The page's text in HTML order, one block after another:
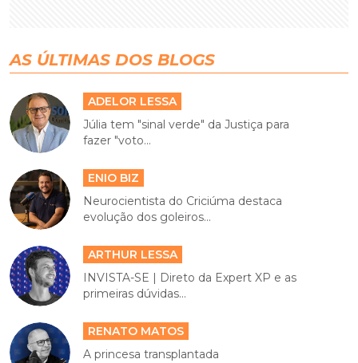
AS ÚLTIMAS DOS BLOGS
ADELOR LESSA
Júlia tem "sinal verde" da Justiça para
fazer "voto...
ENIO BIZ
Neurocientista do Criciúma destaca
evolução dos goleiros...
ARTHUR LESSA
INVISTA-SE | Direto da Expert XP e as
primeiras dúvidas...
RENATO MATOS
A princesa transplantada